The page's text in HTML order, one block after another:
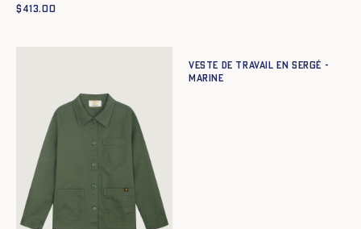
$413.00
Veste de Travail en sergé -
MARINE